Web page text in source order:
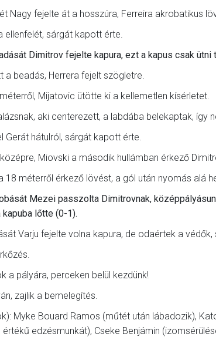
Nagy fejelte át a hosszúra, Ferreira akrobatikus
ellenfelét, sárgát kapott érte.
Dimitrov fejelte kapura, ezt a kapus csak
a beadás, Herrera fejelt szögletre.
Mijatovic ütötte ki a kellemetlen kísérletet.
aki centerezett, a labdába belekaptak, így
Gerát hátulról, sárgát kapott érte.
Miovski a második hullámban érkező
18 méterről érkező lövést, a gól után nyomás alá
Mezei passzolta Dimitrovnak,
lőtte (0-1).
Varju fejelte volna kapura, de odaértek a védők,
a pályára, perceken belül kezdünk!
zajlik a bemelegítés.
Myke Bouard Ramos (műtét után lábadozik),
edzésmunkát), Cseke Benjámin